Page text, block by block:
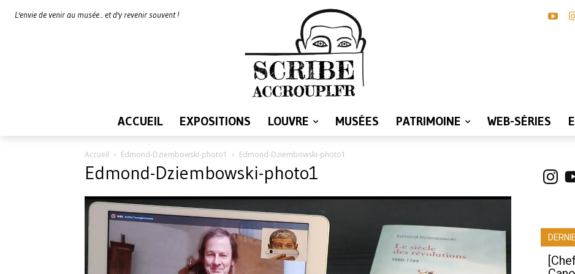
L'envie de venir au musée... et d'y revenir souvent !
ACCUEIL EXPOSITIONS LOUVRE MUSÉES PATRIMOINE WEB-SÉRIES
Accueil Edmond-Dziembowski-photo1 Edmond-Dziembowski-photo1
Edmond-Dziembowski-photo1